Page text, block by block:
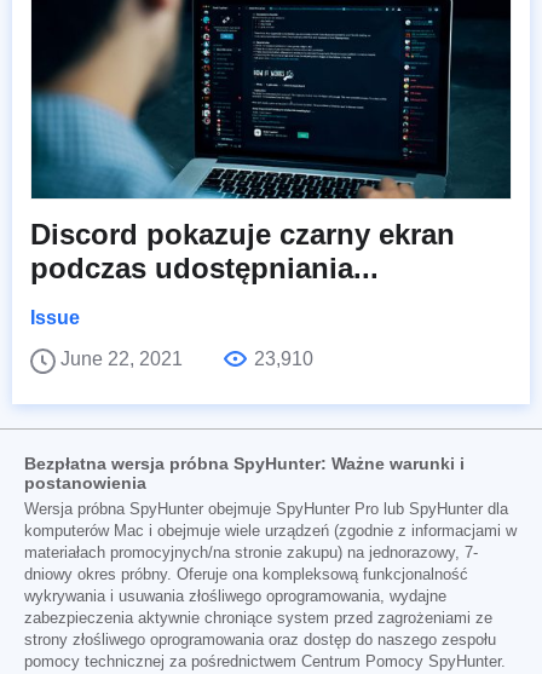
Discord pokazuje czarny ekran
podczas udostępniania...
Issue
June 22, 2021
23,910
Bezpłatna wersja próbna SpyHunter: Ważne warunki i
postanowienia
Wersja próbna SpyHunter obejmuje SpyHunter Pro lub SpyHunter dla
komputerów Mac i obejmuje wiele urządzeń (zgodnie z informacjami w
materiałach promocyjnych/na stronie zakupu) na jednorazowy, 7-
dniowy okres próbny. Oferuje ona kompleksową funkcjonalność
wykrywania i usuwania złośliwego oprogramowania, wydajne
zabezpieczenia aktywnie chroniące system przed zagrożeniami ze
strony złośliwego oprogramowania oraz dostęp do naszego zespołu
pomocy technicznej za pośrednictwem Centrum Pomocy SpyHunter.